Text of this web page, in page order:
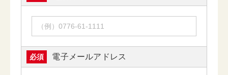
必須 電子メールアドレス